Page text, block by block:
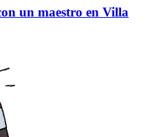
un maestro en Villa